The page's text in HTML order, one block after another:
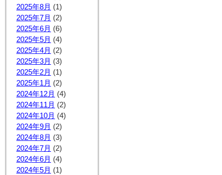
2025年8月 (1)
2025年7月 (2)
2025年6月 (6)
2025年5月 (4)
2025年4月 (2)
2025年3月 (3)
2025年2月 (1)
2025年1月 (2)
2024年12月 (4)
2024年11月 (2)
2024年10月 (4)
2024年9月 (2)
2024年8月 (3)
2024年7月 (2)
2024年6月 (4)
2024年5月 (1)